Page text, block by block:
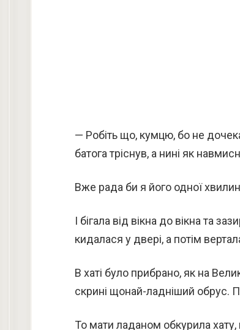
— Робіть що, кумцю, бо не
батога тріснув, а нині як
Вже рада би я його одної
І бігала від вікна до вікна та
кидалася у двері, а потім
В хаті було прибрано, як на
скрині щонай-ладніший обрус.
То мати ладаном обкурила